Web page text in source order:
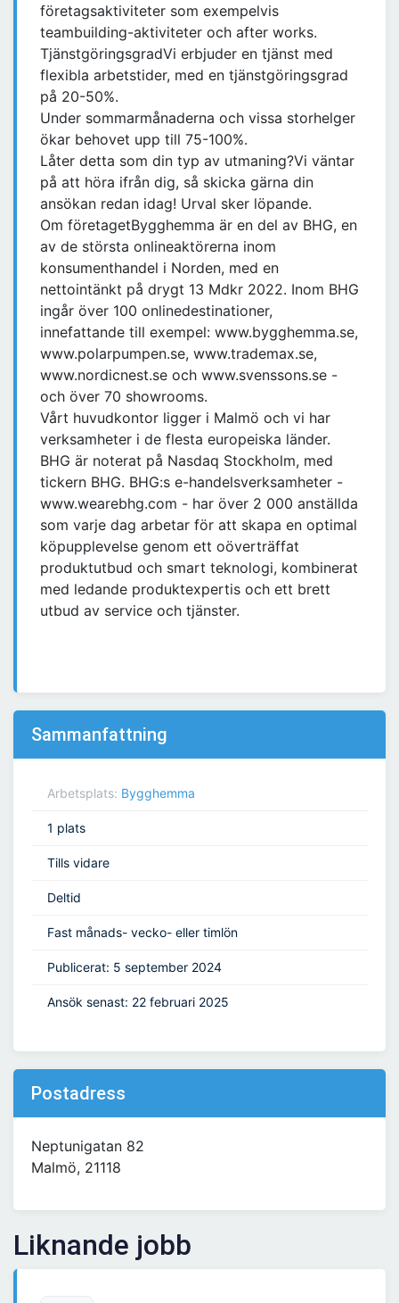
företagsaktiviteter som exempelvis
teambuilding-aktiviteter och after works.
TjänstgöringsgradVi erbjuder en tjänst med
flexibla arbetstider, med en tjänstgöringsgrad
på 20-50%.
Under sommarmånaderna och vissa storhelger
ökar behovet upp till 75-100%.
Låter detta som din typ av utmaning?Vi väntar
på att höra ifrån dig, så skicka gärna din
ansökan redan idag! Urval sker löpande.
Om företagetBygghemma är en del av BHG, en
av de största onlineaktörerna inom
konsumenthandel i Norden, med en
nettointänkt på drygt 13 Mdkr 2022. Inom BHG
ingår över 100 onlinedestinationer,
innefattande till exempel: www.bygghemma.se,
www.polarpumpen.se, www.trademax.se,
www.nordicnest.se och www.svenssons.se -
och över 70 showrooms.
Vårt huvudkontor ligger i Malmö och vi har
verksamheter i de flesta europeiska länder.
BHG är noterat på Nasdaq Stockholm, med
tickern BHG. BHG:s e-handelsverksamheter -
www.wearebhg.com - har över 2 000 anställda
som varje dag arbetar för att skapa en optimal
köpupplevelse genom ett oöverträffat
produktutbud och smart teknologi, kombinerat
med ledande produktexpertis och ett brett
utbud av service och tjänster.
Sammanfattning
Arbetsplats: Bygghemma
1 plats
Tills vidare
Deltid
Fast månads- vecko- eller timlön
Publicerat: 5 september 2024
Ansök senast: 22 februari 2025
Postadress
Neptunigatan 82
Malmö, 21118
Liknande jobb